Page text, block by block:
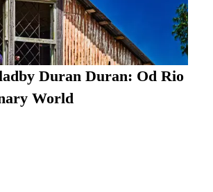
Duran Duran: Od Rio
World